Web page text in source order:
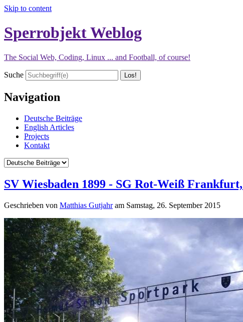
Skip to content
Sperrobjekt Weblog
The Social Web, Coding, Linux ... and Football, of course!
Suche
Navigation
Deutsche Beiträge
English Articles
Projects
Kontakt
SV Wiesbaden 1899 - SG Rot-Weiß Frankfurt,
Geschrieben von Matthias Gutjahram Samstag, 26. September 2015